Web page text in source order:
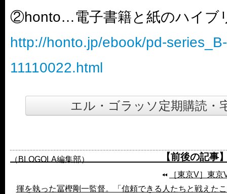
②honto…電子書籍と紙のハイブ
http://honto.jp/ebook/pd-
11110022.html
エル・ゴラッソ定期購読・
（BLOGOLA編集部） 【前後の記事
［東京V］東
揮を執った冨樫剛一監督。「信頼できる人たちと戦えた